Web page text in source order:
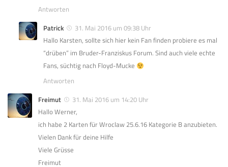
Antworten
Patrick
31. Mai 2016 um 09:38 Uhr
Hallo Karsten, sollte sich hier kein Fan finden probiere es mal
“drüben” im Bruder-Franziskus Forum. Sind auch viele echte
Fans, süchtig nach Floyd-Mucke
Antworten
Freimut
31. Mai 2016 um 14:20 Uhr
Hallo Werner,
ich habe 2 Karten für Wroclaw 25.6.16 Kategorie B anzubieten.
Vielen Dank für deine Hilfe
Viele Grüsse
Freimut